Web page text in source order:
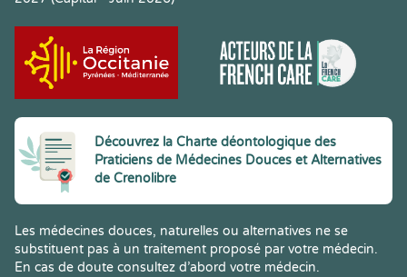
Découvrez la Charte déontologique des
Praticiens de Médecines Douces et Alternatives
de Crenolibre
Les médecines douces, naturelles ou alternatives ne se
substituent pas à un traitement proposé par votre médecin.
En cas de doute consultez d’abord votre médecin.